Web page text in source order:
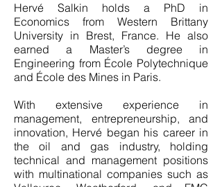
Hervé Salkin holds a PhD in
Economics from Western Brittany
University in Brest, France. He also
earned a Master’s degree in
Engineering from École Polytechnique
and École des Mines in Paris.
With extensive experience in
management, entrepreneurship, and
innovation, Hervé began his career in
the oil and gas industry, holding
technical and management positions
with multinational companies such as